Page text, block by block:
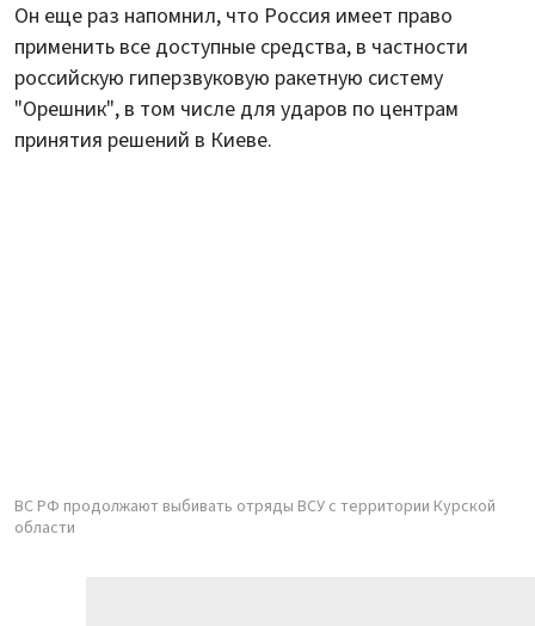
Он еще раз напомнил, что Россия имеет право
применить все доступные средства, в частности
российскую гиперзвуковую ракетную систему
"Орешник", в том числе для ударов по центрам
принятия решений в Киеве.
ВС РФ продолжают выбивать отряды ВСУ с территории Курской
области